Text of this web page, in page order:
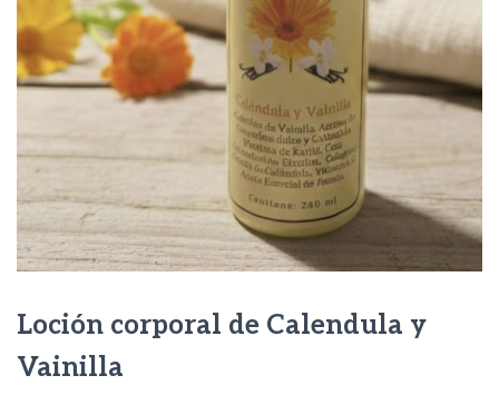
Loción corporal de Calendula y
Vainilla